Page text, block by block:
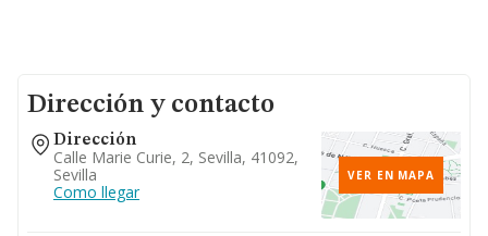
Dirección y contacto
Dirección
Calle Marie Curie, 2, Sevilla, 41092,
Sevilla
Como llegar
VER EN MAPA